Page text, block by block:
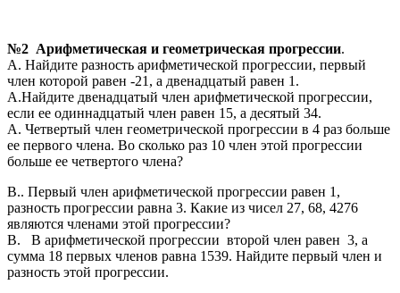
№2 Арифметическая и геометрическая прогрессии.
А. Найдите разность арифметической прогрессии, первый
член которой равен -21, а двенадцатый равен 1.
А.Найдите двенадцатый член арифметической прогрессии,
если ее одиннадцатый член равен 15, а десятый 34.
А. Четвертый член геометрической прогрессии в 4 раз больше
ее первого члена. Во сколько раз 10 член этой прогрессии
больше ее четвертого члена?
В.. Первый член арифметической прогрессии равен 1,
разность прогрессии равна 3. Какие из чисел 27, 68, 4276
являются членами этой прогрессии?
В. В арифметической прогрессии второй член равен 3, а
сумма 18 первых членов равна 1539. Найдите первый член и
разность этой прогрессии.